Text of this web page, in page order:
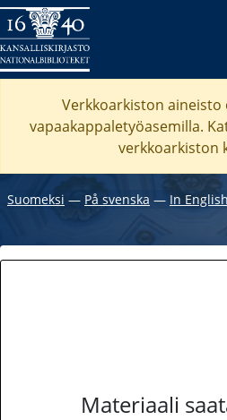
Verkkoarkiston aineisto
vapaakappaletyöasemilla.
verkkoarkiston
Suomeksi ― På svenska ― In English
Materiaali